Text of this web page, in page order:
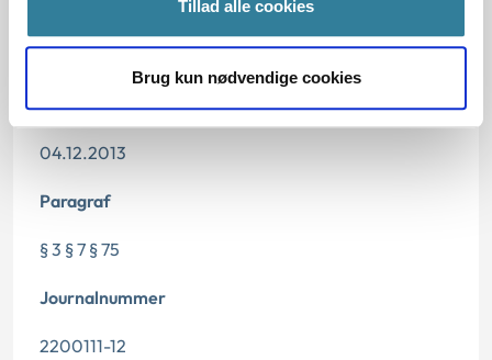
Tillad alle cookies
Brug kun nødvendige cookies
Dato for underskrift
02.04.2013
Offentliggørelsesdato
04.12.2013
Paragraf
§ 3 § 7 § 75
Journalnummer
2200111-12